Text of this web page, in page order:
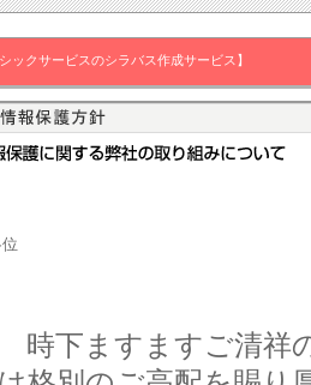
ックサービスのシラバス作成サービス】
時下ますますご清祥